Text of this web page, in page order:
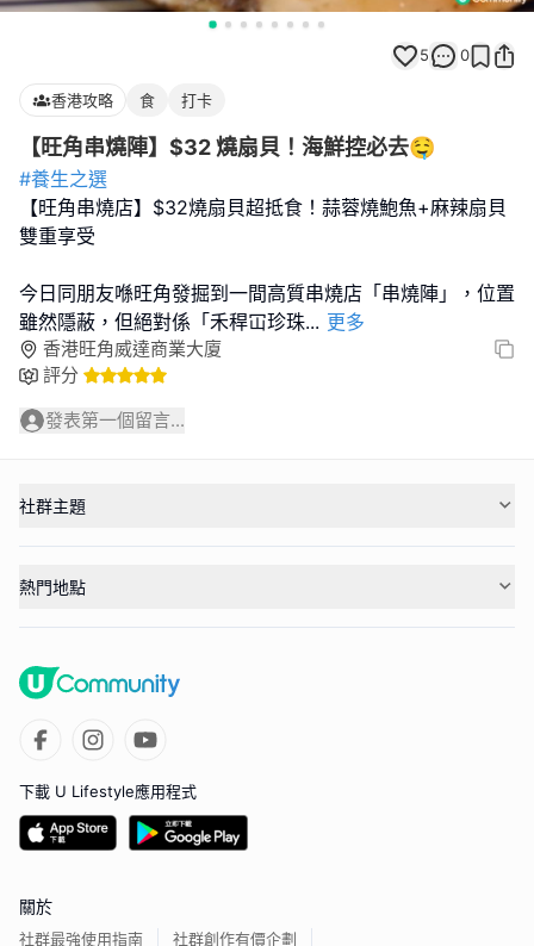
5 0
香港攻略 食 打卡
【旺角串燒陣】$32 燒扇貝！海鮮控必去🤤
#養生之選
【旺角串燒店】$32燒扇貝超抵食！蒜蓉燒鮑魚+麻辣扇貝
雙重享受
今日同朋友喺旺角發掘到一間高質串燒店「串燒陣」，位置
雖然隱蔽，但絕對係「禾稈冚珍珠... 更多
香港旺角威達商業大廈
評分
發表第一個留言...
社群主題
熱門地點
下載 U Lifestyle應用程式
關於
社群最強使用指南 社群創作有價企劃